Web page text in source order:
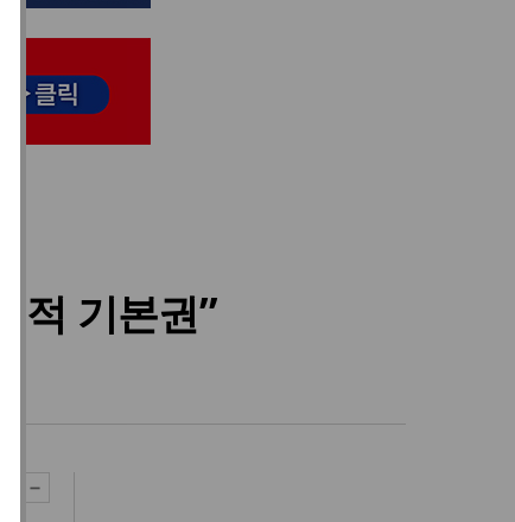
적 기본권”